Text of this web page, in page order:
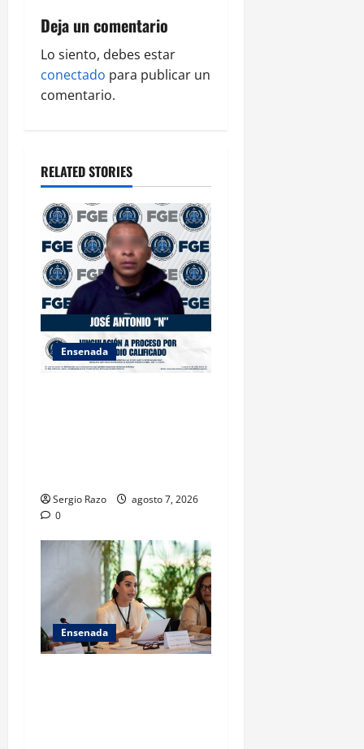
i
g
a
i
o
n
Deja un comentario
Lo siento, debes estar
conectado para publicar un
comentario.
RELATED STORIES
Ensenada
Sergio Razo
agosto 7, 2026
0
Ensenada